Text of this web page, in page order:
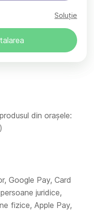
Soluție
din orașele:
Google Pay, Card
juridice,
fizice, Apple Pay,